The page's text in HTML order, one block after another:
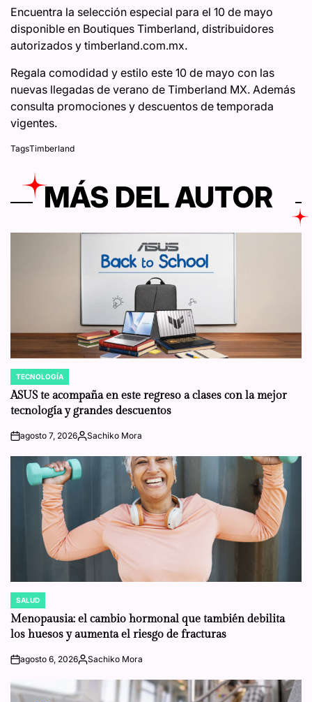
Encuentra la selección especial para el 10 de mayo
disponible en Boutiques Timberland, distribuidores
autorizados y timberland.com.mx.
Regala comodidad y estilo este 10 de mayo con las
nuevas llegadas de verano de Timberland MX. Además
consulta promociones y descuentos de temporada
vigentes.
TagsTimberland
MÁS DEL AUTOR
POSTED
IN
TECNOLOGÍA
ASUS te acompaña en este regreso a clases con la mejor
tecnología y grandes descuentos
onagosto 7, 2026Posted
Sachiko Mora
POSTED
IN
SALUD
Menopausia: el cambio hormonal que también debilita
los huesos y aumenta el riesgo de fracturas
onagosto 6, 2026Posted
Sachiko Mora